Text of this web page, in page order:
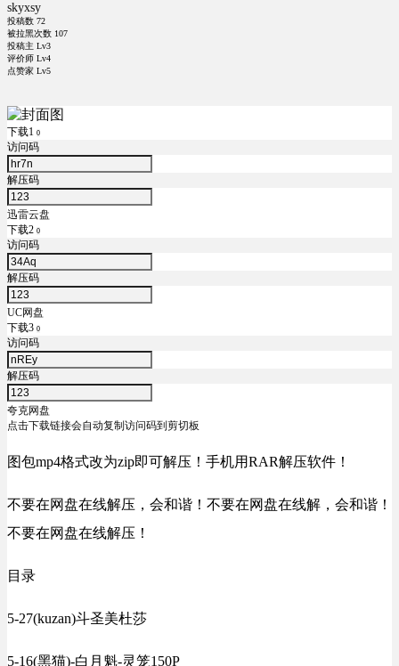
skyxsy
投稿数 72
被拉黑次数 107
投稿主 Lv3
评价师 Lv4
点赞家 Lv5
下载1 0
访问码
解压码
迅雷云盘
下载2 0
访问码
解压码
UC网盘
下载3 0
访问码
解压码
夸克网盘
点击下载链接会自动复制访问码到剪切板
图包mp4格式改为zip即可解压！手机用RAR解压软件！
不要在网盘在线解压，会和谐！不要在网盘在线解，会和谐！
不要在网盘在线解压！
目录
5-27(kuzan)斗圣美杜莎
5-16(黑猫)-白月魁-灵笼150P